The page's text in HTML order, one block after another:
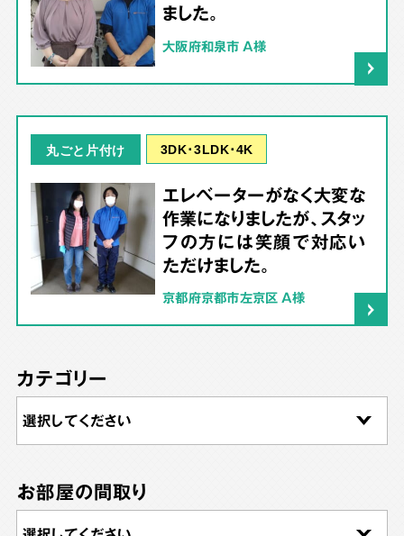
ました。
大阪府和泉市 A様
丸ごと片付け 3DK･3LDK･4K
エレベーターがなく大変な
作業になりましたが、スタッ
フの方には笑顔で対応い
ただけました。
京都府京都市左京区 A様
カテゴリー
お部屋の間取り